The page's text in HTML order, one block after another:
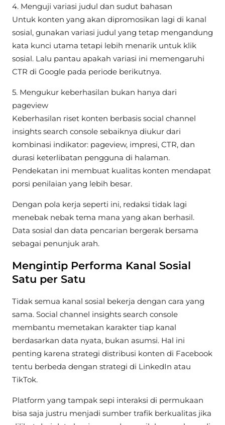
4. Menguji variasi judul dan sudut bahasan
Untuk konten yang akan dipromosikan lagi di kanal
sosial, gunakan variasi judul yang tetap mengandung
kata kunci utama tetapi lebih menarik untuk klik
sosial. Lalu pantau apakah variasi ini memengaruhi
CTR di Google pada periode berikutnya.
5. Mengukur keberhasilan bukan hanya dari
pageview
Keberhasilan riset konten berbasis social channel
insights search console sebaiknya diukur dari
kombinasi indikator: pageview, impresi, CTR, dan
durasi keterlibatan pengguna di halaman.
Pendekatan ini membuat kualitas konten mendapat
porsi penilaian yang lebih besar.
Dengan pola kerja seperti ini, redaksi tidak lagi
menebak nebak tema mana yang akan berhasil.
Data sosial dan data pencarian bergerak bersama
sebagai penunjuk arah.
Mengintip Performa Kanal Sosial
Satu per Satu
Tidak semua kanal sosial bekerja dengan cara yang
sama. Social channel insights search console
membantu memetakan karakter tiap kanal
berdasarkan data nyata, bukan asumsi. Hal ini
penting karena strategi distribusi konten di Facebook
tentu berbeda dengan strategi di LinkedIn atau
TikTok.
Platform yang tampak sepi interaksi di permukaan
bisa saja justru menjadi sumber trafik berkualitas jika